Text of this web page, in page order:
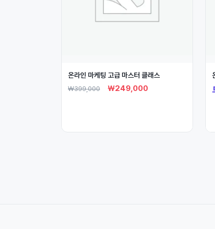
온라인 마케팅 고급 마스터 클래스
₩399,000 ₩249,000